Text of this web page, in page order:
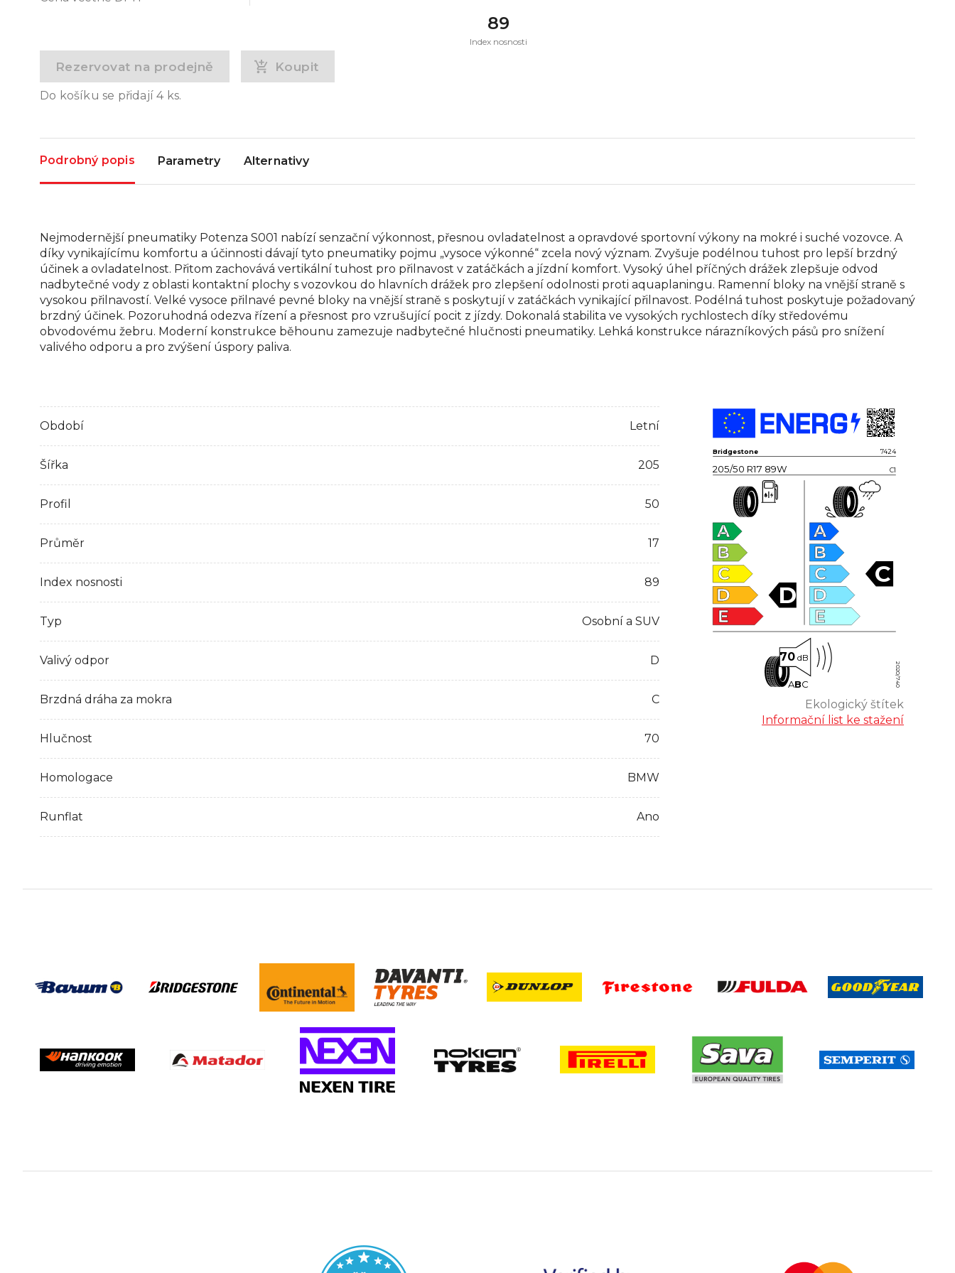
Rezervovat na prodejně Koupit
Do košíku se přidají4ks.
89
Index nosnosti
Podrobný popis Parametry Alternativy
Nejmodernější pneumatiky Potenza S001 nabízí senzační výkonnost, přesnou ovladatelnost a opravdové sportovní výkony na mokré i suché vozovce. A
díky vynikajícímu komfortu a účinnosti dávají tyto pneumatiky pojmu „vysoce výkonné“ zcela nový význam. Zvyšuje podélnou tuhost pro lepší brzdný
účinek a ovladatelnost. Přitom zachovává vertikální tuhost pro přilnavost v zatáčkách a jízdní komfort. Vysoký úhel příčných drážek zlepšuje odvod
nadbytečné vody z oblasti kontaktní plochy s vozovkou do hlavních drážek pro zlepšení odolnosti proti aquaplaningu. Ramenní bloky na vnější straně s
vysokou přilnavostí. Velké vysoce přilnavé pevné bloky na vnější straně s poskytují v zatáčkách vynikající přilnavost. Podélná tuhost poskytuje požadovaný
brzdný účinek. Pozoruhodná odezva řízení a přesnost pro vzrušující pocit z jízdy. Dokonalá stabilita ve vysokých rychlostech díky středovému
obvodovému žebru. Moderní konstrukce běhounu zamezuje nadbytečné hlučnosti pneumatiky. Lehká konstrukce nárazníkových pásů pro snížení
valivého odporu a pro zvýšení úspory paliva.
Období Letní
Šířka 205
Profil 50
Průměr 17
Index nosnosti 89
Typ Osobní a SUV
Valivý odpor D
Brzdná dráha za mokra C
Hlučnost 70
Homologace BMW
Runflat Ano
Bridgestone 7424
205/50 R17 89W C1
A
B
C
D
E
D
A
B
C
D
E
C
70 dB
ABC 2020/740
Ekologický štítek
Informační list ke stažení